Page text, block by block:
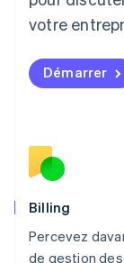
votre
Démarrer
Billing
Percevez
de gestion
Français
English简体中
Malte
English
Nouvelle-
English
Nederlands
Pologne